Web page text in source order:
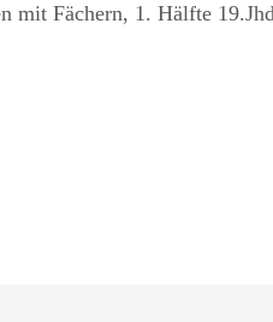
Fächern, 1. Hälfte